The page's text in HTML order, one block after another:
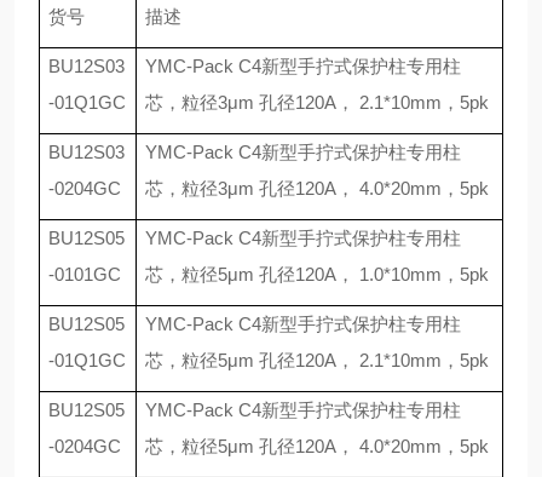
货号 描述
BU12S03
-01Q1GC
YMC-Pack C4新型手拧式保护柱专用柱
芯，粒径3μm 孔径120A ， 2.1*10mm ， 5pk
BU12S03
-0204GC
YMC-Pack C4新型手拧式保护柱专用柱
芯，粒径3μm 孔径120A ， 4.0*20mm ， 5pk
BU12S05
-0101GC
YMC-Pack C4新型手拧式保护柱专用柱
芯，粒径5μm 孔径120A ， 1.0*10mm ， 5pk
BU12S05
-01Q1GC
YMC-Pack C4新型手拧式保护柱专用柱
芯，粒径5μm 孔径120A ， 2.1*10mm ， 5pk
BU12S05
-0204GC
YMC-Pack C4新型手拧式保护柱专用柱
芯，粒径5μm 孔径120A ， 4.0*20mm ， 5pk